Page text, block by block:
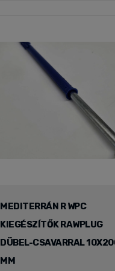
MEDITERRÁN R WPC
KIEGÉSZÍTŐK RAWPLUG
DÜBEL-CSAVARRAL
MM